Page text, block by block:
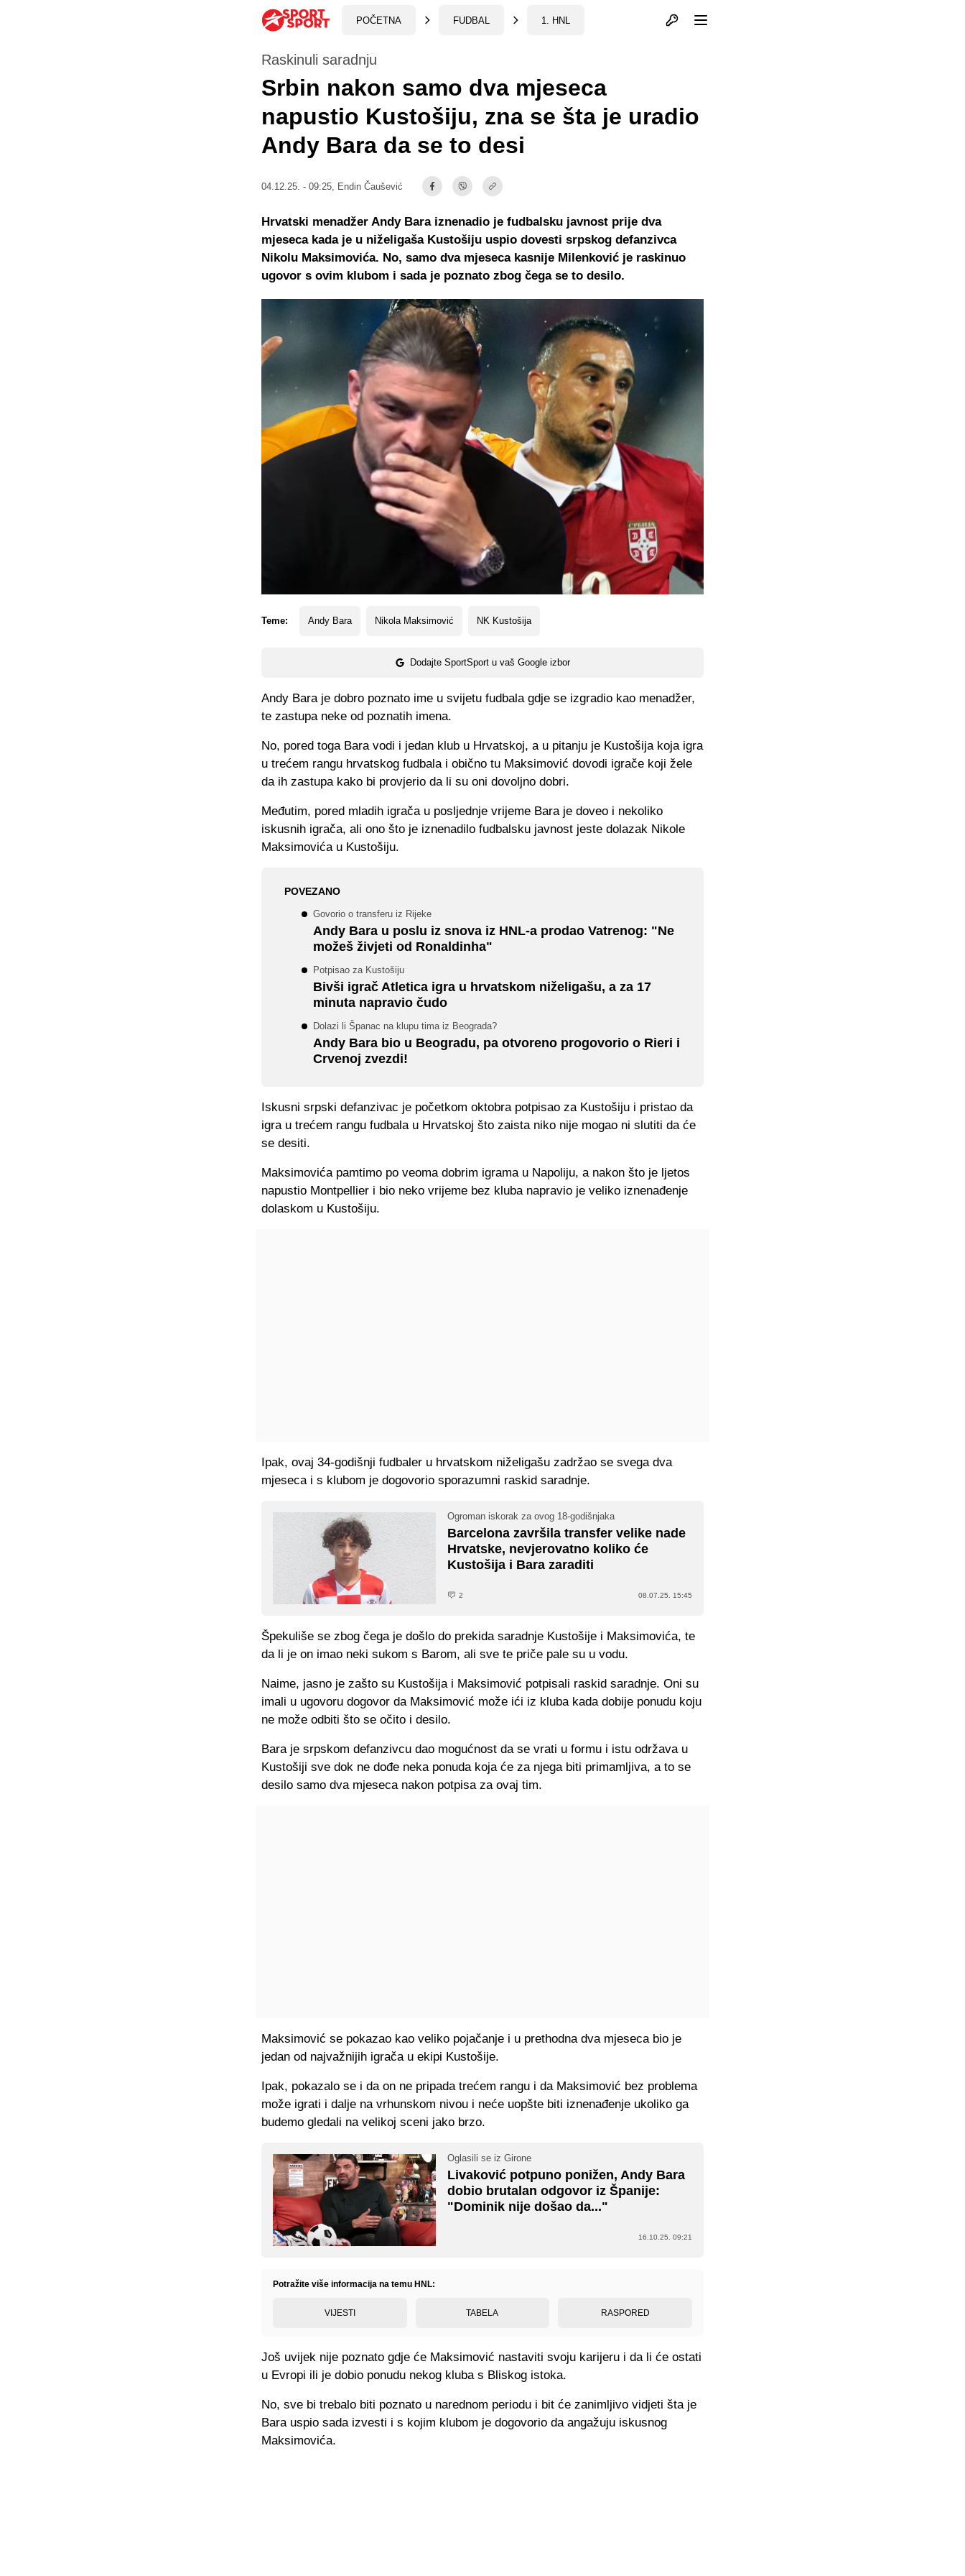
POČETNA FUDBAL 1. HNL Otvori profil
Raskinuli saradnju
Srbin nakon samo dva mjeseca
napustio Kustošiju, zna se šta je uradio
Andy Bara da se to desi
04.12.25. - 09:25, Endin Čaušević
Teme: Andy Bara Nikola Maksimović NK Kustošija
Dodajte SportSport u vaš Google izbor
Hrvatski menadžer Andy Bara iznenadio je fudbalsku javnost prije dva
mjeseca kada je u niželigaša Kustošiju uspio dovesti srpskog defanzivca
Nikolu Maksimovića. No, samo dva mjeseca kasnije Milenković je raskinuo
ugovor s ovim klubom i sada je poznato zbog čega se to desilo.
Andy Bara je dobro poznato ime u svijetu fudbala gdje se izgradio kao menadžer,
te zastupa neke od poznatih imena.
No, pored toga Bara vodi i jedan klub u Hrvatskoj, a u pitanju je Kustošija koja igra
u trećem rangu hrvatskog fudbala i obično tu Maksimović dovodi igrače koji žele
da ih zastupa kako bi provjerio da li su oni dovoljno dobri.
Međutim, pored mladih igrača u posljednje vrijeme Bara je doveo i nekoliko
iskusnih igrača, ali ono što je iznenadilo fudbalsku javnost jeste dolazak Nikole
Maksimovića u Kustošiju.
POVEZANO
Govorio o transferu iz Rijeke
Andy Bara u poslu iz snova iz HNL-a prodao Vatrenog: "Ne
možeš živjeti od Ronaldinha"
Potpisao za Kustošiju
Bivši igrač Atletica igra u hrvatskom niželigašu, a za 17
minuta napravio čudo
Dolazi li Španac na klupu tima iz Beograda?
Andy Bara bio u Beogradu, pa otvoreno progovorio o Rieri i
Crvenoj zvezdi!
Iskusni srpski defanzivac je početkom oktobra potpisao za Kustošiju i pristao da
igra u trećem rangu fudbala u Hrvatskoj što zaista niko nije mogao ni slutiti da će
se desiti.
Maksimovića pamtimo po veoma dobrim igrama u Napoliju, a nakon što je ljetos
napustio Montpellier i bio neko vrijeme bez kluba napravio je veliko iznenađenje
dolaskom u Kustošiju.
Ipak, ovaj 34-godišnji fudbaler u hrvatskom niželigašu zadržao se svega dva
mjeseca i s klubom je dogovorio sporazumni raskid saradnje.
Ogroman iskorak za ovog 18-godišnjaka
Barcelona završila transfer velike nade
Hrvatske, nevjerovatno koliko će
Kustošija i Bara zaraditi
2 08.07.25. 15:45
Špekuliše se zbog čega je došlo do prekida saradnje Kustošije i Maksimovića, te
da li je on imao neki sukom s Barom, ali sve te priče pale su u vodu.
Naime, jasno je zašto su Kustošija i Maksimović potpisali raskid saradnje. Oni su
imali u ugovoru dogovor da Maksimović može ići iz kluba kada dobije ponudu koju
ne može odbiti što se očito i desilo.
Bara je srpskom defanzivcu dao mogućnost da se vrati u formu i istu održava u
Kustošiji sve dok ne dođe neka ponuda koja će za njega biti primamljiva, a to se
desilo samo dva mjeseca nakon potpisa za ovaj tim.
Maksimović se pokazao kao veliko pojačanje i u prethodna dva mjeseca bio je
jedan od najvažnijih igrača u ekipi Kustošije.
Ipak, pokazalo se i da on ne pripada trećem rangu i da Maksimović bez problema
može igrati i dalje na vrhunskom nivou i neće uopšte biti iznenađenje ukoliko ga
budemo gledali na velikoj sceni jako brzo.
Oglasili se iz Girone
Livaković potpuno ponižen, Andy Bara
dobio brutalan odgovor iz Španije:
"Dominik nije došao da..."
16.10.25. 09:21
Potražite više informacija na temu HNL:
VIJESTI TABELA RASPORED
Još uvijek nije poznato gdje će Maksimović nastaviti svoju karijeru i da li će ostati
u Evropi ili je dobio ponudu nekog kluba s Bliskog istoka.
No, sve bi trebalo biti poznato u narednom periodu i bit će zanimljivo vidjeti šta je
Bara uspio sada izvesti i s kojim klubom je dogovorio da angažuju iskusnog
Maksimovića.